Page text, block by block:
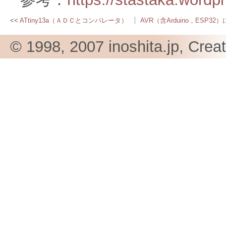
ATtiny13a（ＡＤＣとコンパレータ） AVR（含Arduino，ESP32）
© 1998, 2007 inoshita.jp,